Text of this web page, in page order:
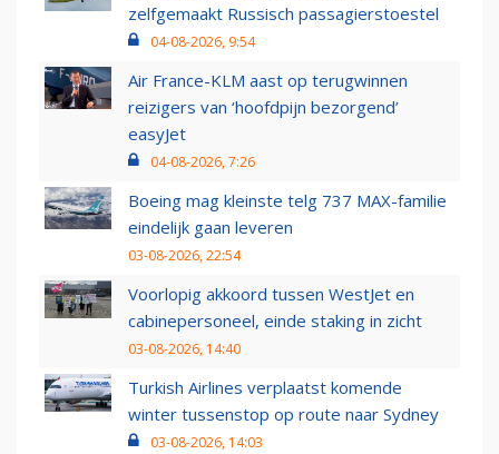
zelfgemaakt Russisch passagierstoestel
04-08-2026, 9:54
Air France-KLM aast op terugwinnen
reizigers van ‘hoofdpijn bezorgend’
easyJet
04-08-2026, 7:26
Boeing mag kleinste telg 737 MAX-familie
eindelijk gaan leveren
03-08-2026, 22:54
Voorlopig akkoord tussen WestJet en
cabinepersoneel, einde staking in zicht
03-08-2026, 14:40
Turkish Airlines verplaatst komende
winter tussenstop op route naar Sydney
03-08-2026, 14:03